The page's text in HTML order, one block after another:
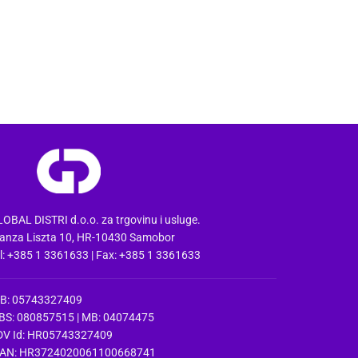
DISTRI d.o.o. za trgovinu i usluge.
Liszta 10, HR-10430 Samobor
+385 1 3361633 | Fax: +385 1 3361633
05743327409
080857515 | MB: 04074475
Id: HR05743327409
HR3724020061100668741